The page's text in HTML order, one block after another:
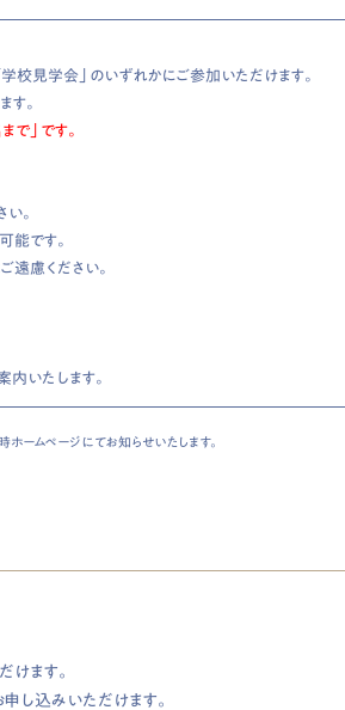
校見学会」のいずれかにご参加いただけます。
す。
で」です。
。
能です。
遠慮ください。
内いたします。
ームページにてお知らせいたします。
ます。
し込みいただけます。